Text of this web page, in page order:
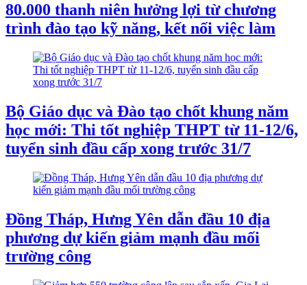
80.000 thanh niên hưởng lợi từ chương
trình đào tạo kỹ năng, kết nối việc làm
Bộ Giáo dục và Đào tạo chốt khung năm
học mới: Thi tốt nghiệp THPT từ 11-12/6,
tuyển sinh đầu cấp xong trước 31/7
Đồng Tháp, Hưng Yên dẫn đầu 10 địa
phương dự kiến giảm mạnh đầu mối
trường công